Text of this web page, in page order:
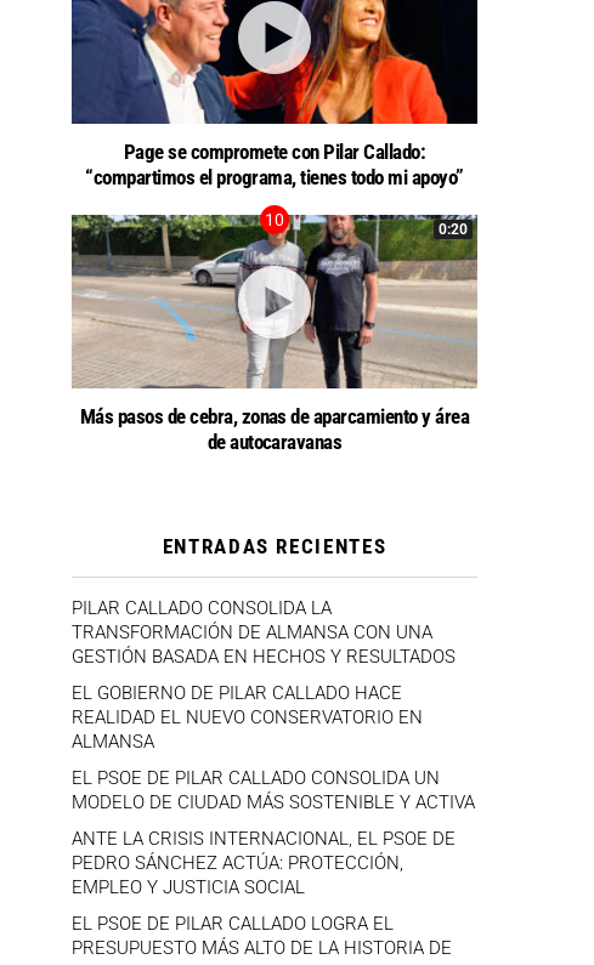
Page se compromete con Pilar Callado:
“compartimos el programa, tienes todo mi apoyo”
0:20
Más pasos de cebra, zonas de aparcamiento y área
de autocaravanas
ENTRADAS RECIENTES
PILAR CALLADO CONSOLIDA LA
TRANSFORMACIÓN DE ALMANSA CON UNA
GESTIÓN BASADA EN HECHOS Y RESULTADOS
EL GOBIERNO DE PILAR CALLADO HACE
REALIDAD EL NUEVO CONSERVATORIO EN
ALMANSA
EL PSOE DE PILAR CALLADO CONSOLIDA UN
MODELO DE CIUDAD MÁS SOSTENIBLE Y ACTIVA
ANTE LA CRISIS INTERNACIONAL, EL PSOE DE
PEDRO SÁNCHEZ ACTÚA: PROTECCIÓN,
EMPLEO Y JUSTICIA SOCIAL
EL PSOE DE PILAR CALLADO LOGRA EL
PRESUPUESTO MÁS ALTO DE LA HISTORIA DE